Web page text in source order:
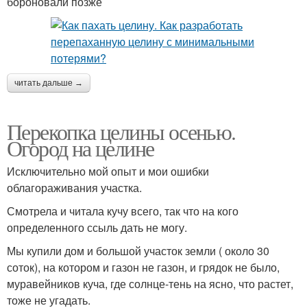
читать дальше →
Перекопка целины осенью.
Огород на целине
Исключительно мой опыт и мои ошибки
облагораживания участка.
Смотрела и читала кучу всего, так что на кого
определенного ссыль дать не могу.
Мы купили дом и большой участок земли ( около 30
соток), на котором и газон не газон, и грядок не было,
муравейников куча, где солнце-тень на ясно, что растет,
тоже не угадать.